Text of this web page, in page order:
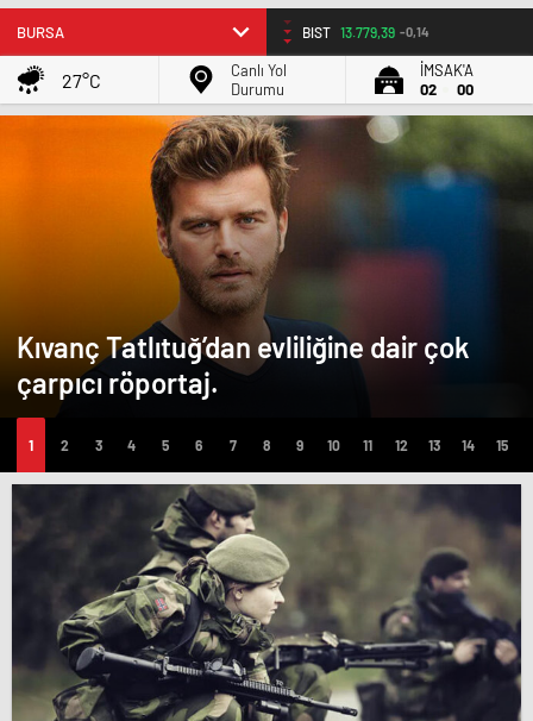
EURO 55.251 0.32%
27°C
Canlı Yol
Durumu
İMSAK'A
02
00
Kıvanç Tatlıtuğ’dan evliliğine dair çok
çarpıcı röportaj.